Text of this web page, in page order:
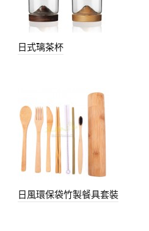
日式璃茶杯
日風環保袋竹製餐具套裝